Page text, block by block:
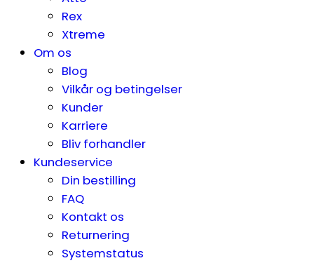
Rex
Xtreme
Om os
Blog
Vilkår og betingelser
Kunder
Karriere
Bliv forhandler
Kundeservice
Din bestilling
FAQ
Kontakt os
Returnering
Systemstatus